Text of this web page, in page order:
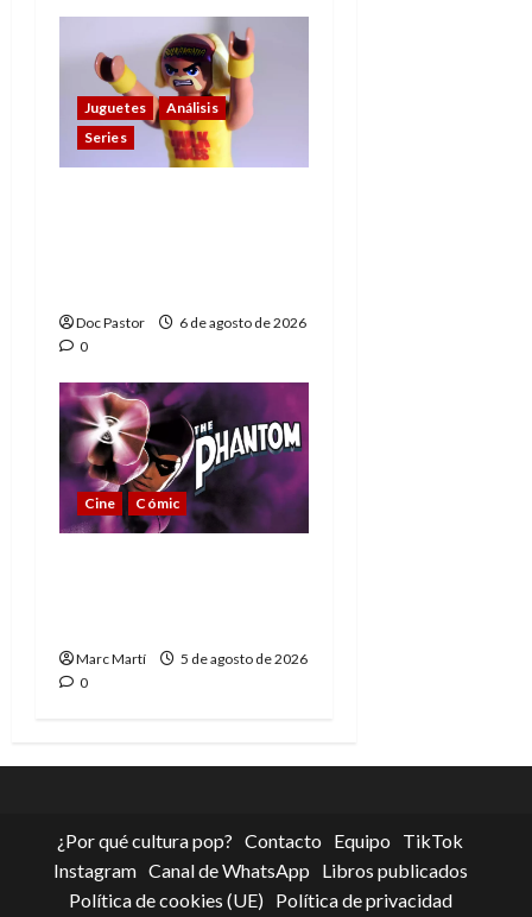
Juguetes
Análisis
Series
Doc Pastor
6 de agosto de 2026
0
Cine Cómic
Marc Martí
5 de agosto de 2026
0
¿Por qué cultura pop? Contacto Equipo
TikTok
Instagram Canal de WhatsApp
Libros publicados
Política de cookies (UE)
Política de privacidad